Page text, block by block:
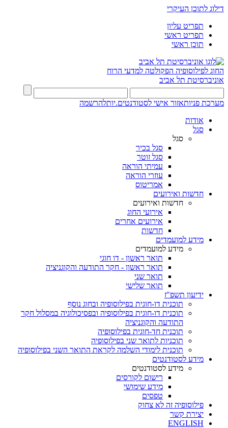
דילוג לתוכן העיקרי
תפריט עליון
תפריט ראשי
תוכן ראשי
החוג לפילוסופיה הפקולטה למדעי הרוח
אוניברסיטת תל אביב
מערכת פניותאזור אישי לסטודנטים.יותלהרשמה
אודות
סגל
סגל
סגל בכיר
סגל זוטר
עמיתי הוראה
עוזרי הוראה
אמריטוס
חדשות ואירועים
חדשות ואירועים
אירועי החוג
אירועים אחרים
חדשות
מידע למועמדים
מידע למועמדים
תואר ראשון - דו חוגי
תואר ראשון - חקר התודעה והקוגניציה
תואר שני
תואר שלישי
ידיעון תשפ"ז
תוכנית דו-חוגית בפילוסופיה ובחוג נוסף
תוכנית דו-חוגית בפילוסופיה ובפסיכולוגיה במסלול חקר
התודעה והקוגניציה
תוכנית חד-חוגית בפילוסופיה
תוכניות לתואר שני בפילוסופיה
תוכנית לימודי השלמה לקראת התואר השני בפילוסופיה
מידע לסטודנטים
מידע לסטודנטים
רישום לקורסים
מידע שימושי
טפסים
פילוסופיה זה לא צחוק
יצירת קשר
ENGLISH